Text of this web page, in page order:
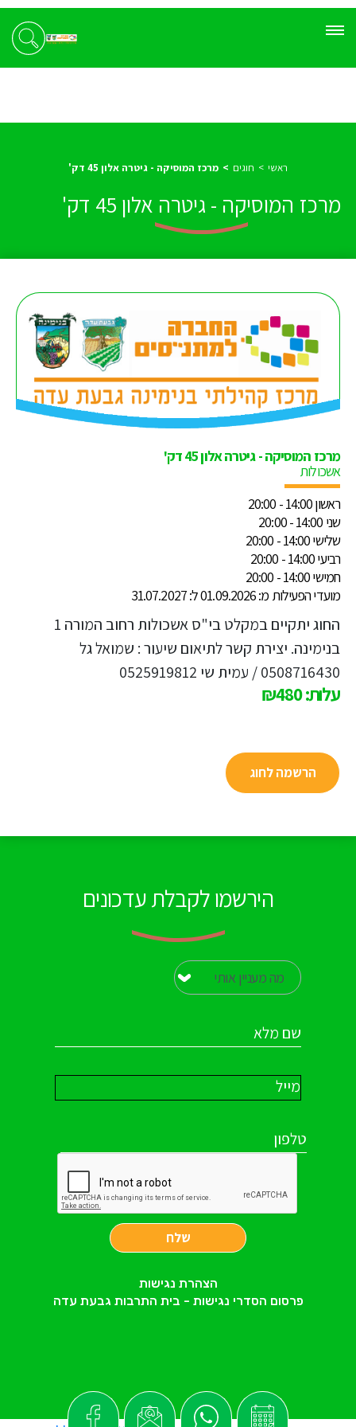
ראשי חוגים מרכז המוסיקה - גיטרה אלון 45 דק'
מרכז המוסיקה - גיטרה אלון 45 דק'
מרכז המוסיקה - גיטרה אלון 45 דק'
אשכולות
ראשון 14:00 - 20:00
שני 14:00 - 20:00
שלישי 14:00 - 20:00
רביעי 14:00 - 20:00
חמישי 14:00 - 20:00
מועדי הפעילות מ: 01.09.2026 ל: 31.07.2027
החוג יתקיים במקלט בי"ס אשכולות רחוב המורה 1
בנימינה. יצירת קשר לתיאום שיעור : שמואל גל
0508716430 / עמית שי 0525919812
עלות: ₪480
הרשמה לחוג
הירשמו לקבלת עדכונים
שלח
הצהרת נגישות
פרסום הסדרי נגישות - בית התרבות גבעת עדה